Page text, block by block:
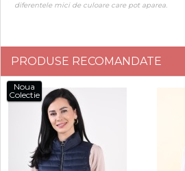
diferentele mici de culoare care pot aparea.
PRODUSE RECOMANDATE
Noua
Colectie